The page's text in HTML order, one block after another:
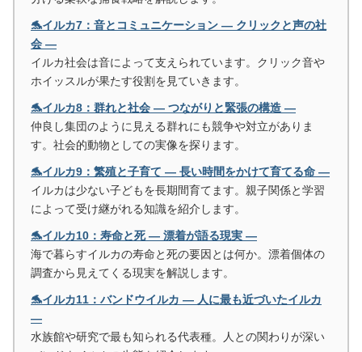
🐬イルカ7：音とコミュニケーション ― クリックと声の社
会 ―
イルカ社会は音によって支えられています。クリック音や
ホイッスルが果たす役割を見ていきます。
🐬イルカ8：群れと社会 ― つながりと緊張の構造 ―
仲良し集団のように見える群れにも競争や対立がありま
す。社会的動物としての実像を探ります。
🐬イルカ9：繁殖と子育て ― 長い時間をかけて育てる命 ―
イルカは少ない子どもを長期間育てます。親子関係と学習
によって受け継がれる知識を紹介します。
🐬イルカ10：寿命と死 ― 漂着が語る現実 ―
海で暮らすイルカの寿命と死の要因とは何か。漂着個体の
調査から見えてくる現実を解説します。
🐬イルカ11：バンドウイルカ ― 人に最も近づいたイルカ
―
水族館や研究で最も知られる代表種。人との関わりが深い